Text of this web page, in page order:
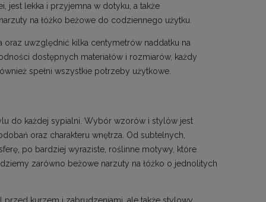
jest lekka i przyjemna w dotyku, a także
na łóżko beżowe do codziennego użytku.
oraz uwzględnić kilka centymetrów naddatku na
dostępnych materiałów i rozmiarów, każdy
spełni wszystkie potrzeby użytkowe.
do każdej sypialni. Wybór wzorów i stylów jest
oraz charakteru wnętrza. Od subtelnych,
po bardziej wyraziste, roślinne motywy, które
zarówno beżowe narzuty na łóżko o jednolitych